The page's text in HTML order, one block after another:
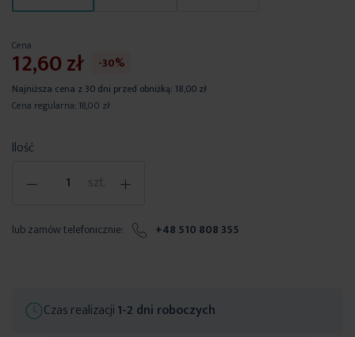
Ilość
- szt. +
Cena
12,60 zł -30%
Najniższa cena z 30 dni przed obniżką: 18,00 zł
Cena regularna: 18,00 zł
lub zamów telefonicznie: +48 510 808 355
Czas realizacji1-2 dni roboczych